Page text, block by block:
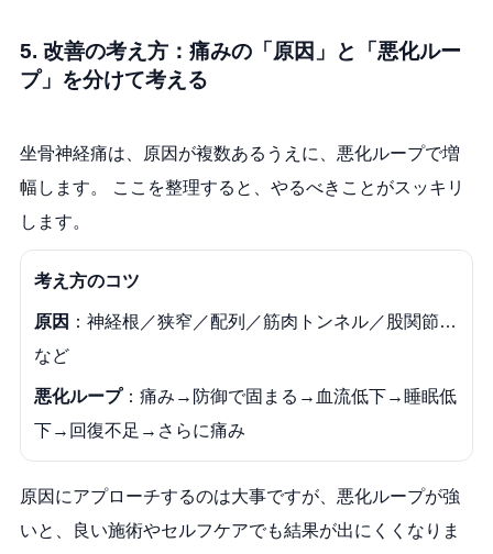
5. 改善の考え方：痛みの「原因」と「悪化ルー
プ」を分けて考える
坐骨神経痛は、原因が複数あるうえに、悪化ループで増
幅します。 ここを整理すると、やるべきことがスッキリ
します。
考え方のコツ
原因 ：神経根／狭窄／配列／筋肉トンネル／股関節…
など
悪化ループ：痛み→防御で固まる→血流低下→睡眠低
下→回復不足→さらに痛み
原因にアプローチするのは大事ですが、悪化ループが強
いと、良い施術やセルフケアでも結果が出にくくなりま